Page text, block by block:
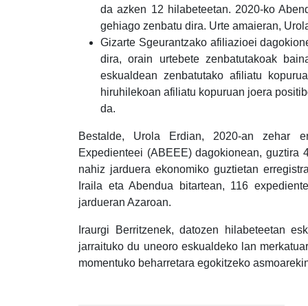
da azken 12 hilabeteetan. 2020-ko
gehiago zenbatu dira. Urte amaieran,
Gizarte Sgeurantzako afiliazioei
dira, orain urtebete zenbatutakoak
eskualdean zenbatutako afiliatu
hiruhilekoan afiliatu kopuruan joera
da.
Bestalde, Urola Erdian, 2020-an zehar
Expedienteei (ABEEE) dagokionean, guztira
nahiz jarduera ekonomiko guztietan
Iraila eta Abendua bitartean, 116
jardueran Azaroan.
Iraurgi Berritzenek, datozen hilabeteetan
jarraituko du uneoro eskualdeko lan
momentuko beharretara egokitzeko